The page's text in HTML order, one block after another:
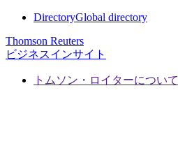
DirectoryGlobal directory
Thomson Reuters
ビジネスインサイト
トムソン・ロイターについて